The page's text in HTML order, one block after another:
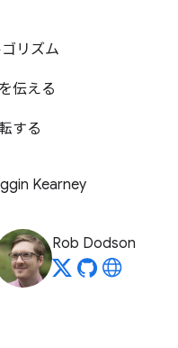
リズム
伝える
する
Kearney
Rob Dodson